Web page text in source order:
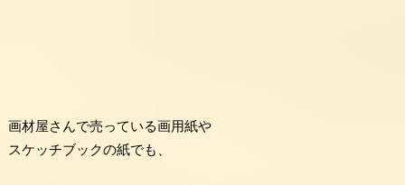
画材屋さんで売っている画用紙や
スケッチブックの紙でも、